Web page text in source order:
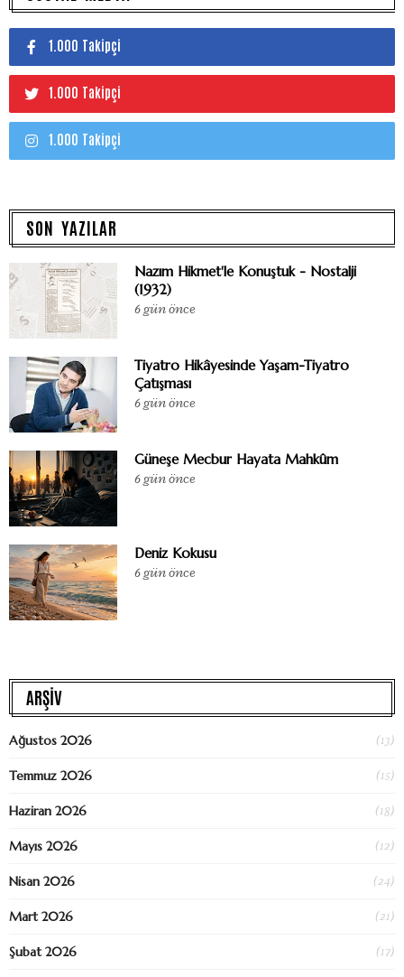
1.000 Takipçi
1.000 Takipçi
1.000 Takipçi
SON YAZILAR
Nazım Hikmet'le Konuştuk - Nostalji
(1932)
6 gün önce
Tiyatro Hikâyesinde Yaşam-Tiyatro
Çatışması
6 gün önce
Güneşe Mecbur Hayata Mahkûm
6 gün önce
Deniz Kokusu
6 gün önce
ARŞİV
Ağustos 2026 (13)
Temmuz 2026 (15)
Haziran 2026 (18)
Mayıs 2026 (12)
Nisan 2026 (24)
Mart 2026 (21)
Şubat 2026 (17)